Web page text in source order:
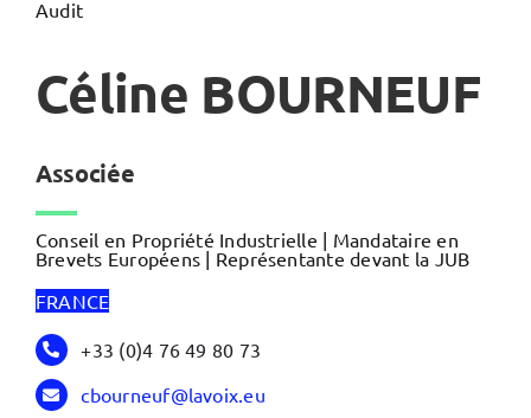
Audit
Céline BOURNEUF
Associée
Conseil en Propriété Industrielle | Mandataire en
Brevets Européens | Représentante devant la JUB
FRANCE
+33 (0)4 76 49 80 73
cbourneuf@lavoix.eu